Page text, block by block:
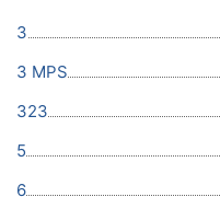
3
3 MPS
323
5
6